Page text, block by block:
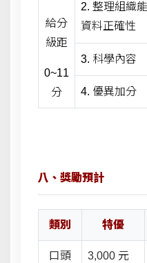
給分
級距
0~11
分
2. 整理組織
資料正確性
3. 科學內容
4. 優異加分
八、獎勵預計
類別 特優
口頭
3,000 元